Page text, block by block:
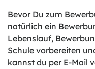
Bevor Du zum
natürlich ein
Lebenslauf,
Schule vorbereiten
kannst du per E-Mail